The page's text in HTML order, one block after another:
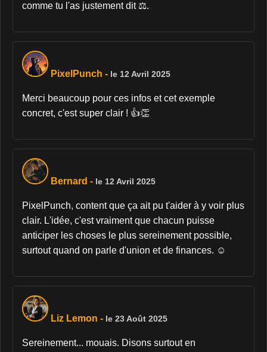
comme tu l'as justement dit ⚖️.
PixelPunch - le 12 Avril 2025
Merci beaucoup pour ces infos et cet exemple
concret, c'est super clair ! 👍👏
Bernard - le 12 Avril 2025
PixelPunch, content que ça ait pu t'aider à y voir plus
clair. L'idée, c'est vraiment que chacun puisse
anticiper les choses le plus sereinement possible,
surtout quand on parle d'union et de finances. ☺️
Liz Lemon - le 23 Août 2025
Sereinement... mouais. Disons surtout en